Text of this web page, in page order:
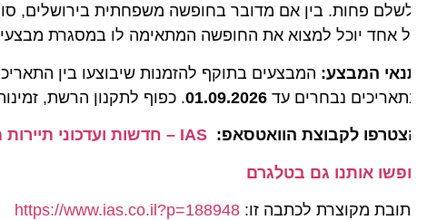
פחות. בין אם מדובר בחופשה משפחתית בירושלים, סוף
אחד יוכל למצוא את החופשה המתאימה לו במסגרת מבצעי
המבצע:המבצעים בתוקף להזמנות שיבוצעו בין התאריכים
נבחרים עד 01.09.2026. כפוף לתקנון הרשת, זמינות
לקבוצת הוואטסאפ: IAS – חדשות ועדכוני תיירות מהארץ ומהעולם
אותנו גם בטלגרם
מקוצרת לכתבה זו:https://www.ias.co.il?p=188948